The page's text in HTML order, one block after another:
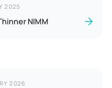
2025
NIMM
2026